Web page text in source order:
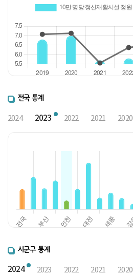
전국 통계
2024 2023 2022 2021 2020
시군구 통계
2024 2023 2022 2021 2020